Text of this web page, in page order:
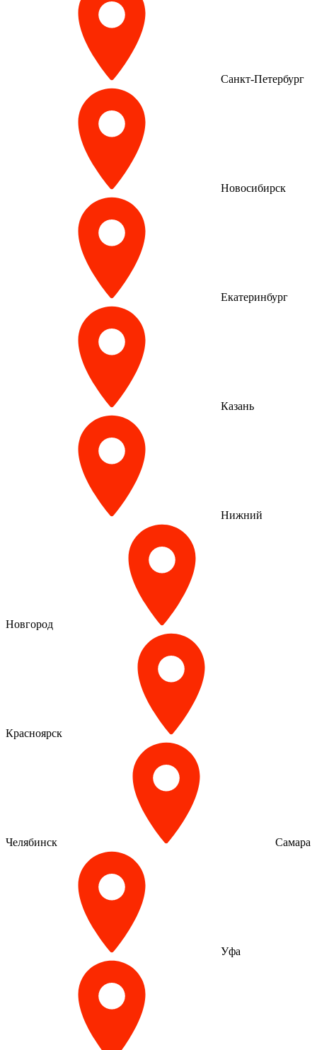
Санкт-Петербург
Новосибирск
Екатеринбург
Казань
Нижний
Новгород
Красноярск
Челябинск Самара
Уфа